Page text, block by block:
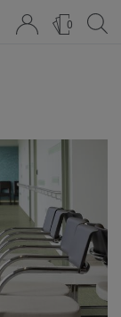
0